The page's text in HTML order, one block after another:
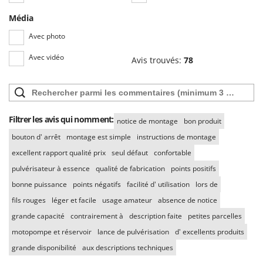
Média
Avec photo
Avec vidéo Avis trouvés: 78
Filtrer les avis qui nomment: notice de montage
bon produit
bouton d' arrêt
montage est simple
instructions de montage
excellent rapport qualité prix seul défaut confortable
pulvérisateur à essence
qualité de fabrication
points positifs
bonne puissance
points négatifs facilité d' utilisation
lors de
fils rouges
léger et facile usage amateur absence de notice
grande capacité
contrairement à description faite
petites parcelles
motopompe et réservoir
lance de pulvérisation d' excellents produits
grande disponibilité
aux descriptions techniques